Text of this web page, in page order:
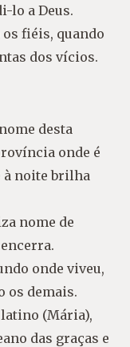
lo a Deus.
fiéis, quando
dos vícios.
desta
onde é
à noite brilha
nome de
onde viveu,
os demais.
(Mária),
das graças e